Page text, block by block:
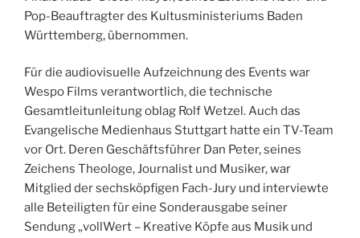
Pop-Beauftragter des Kultusministeriums Baden
Württemberg, übernommen.
Für die audiovisuelle Aufzeichnung des Events war
Wespo Films verantwortlich, die technische
Gesamtleitunleitung oblag Rolf Wetzel. Auch das
Evangelische Medienhaus Stuttgart hatte ein TV-Team
vor Ort. Deren Geschäftsführer Dan Peter, seines
Zeichens Theologe, Journalist und Musiker, war
Mitglied der sechsköpfigen Fach-Jury und interviewte
alle Beteiligten für eine Sonderausgabe seiner
Sendung „vollWert – Kreative Köpfe aus Musik und